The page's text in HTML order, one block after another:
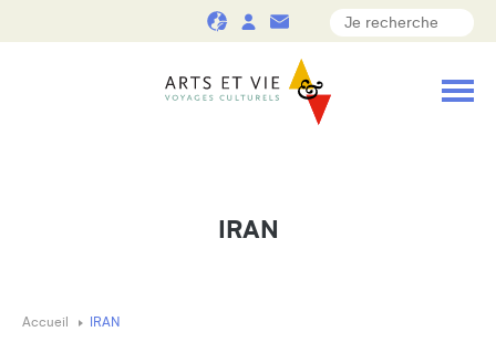
IRAN
Accueil IRAN